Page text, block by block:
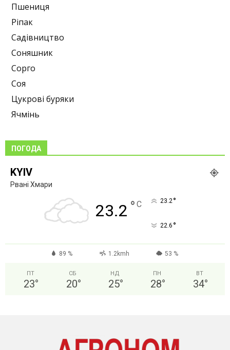
Пшениця
Ріпак
Садівництво
Соняшник
Сорго
Соя
Цукрові буряки
Ячмінь
ПОГОДА
KYIV
Рвані Хмари
23.2 ° C 23.2 °
22.6 °
89 % 1.2kmh 53 %
ПТ
23°
СБ
20°
НД
25°
ПН
28°
ВТ
34°